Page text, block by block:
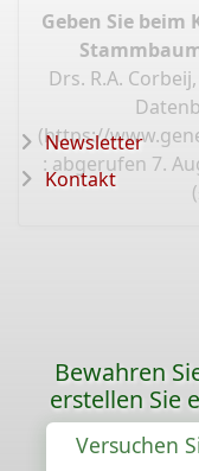
Geben Sie beim
Drs. R.A.
(https://
: abgerufen 7.
Newsletter
Kontakt
Bewahren
erstellen Sie
Versuchen